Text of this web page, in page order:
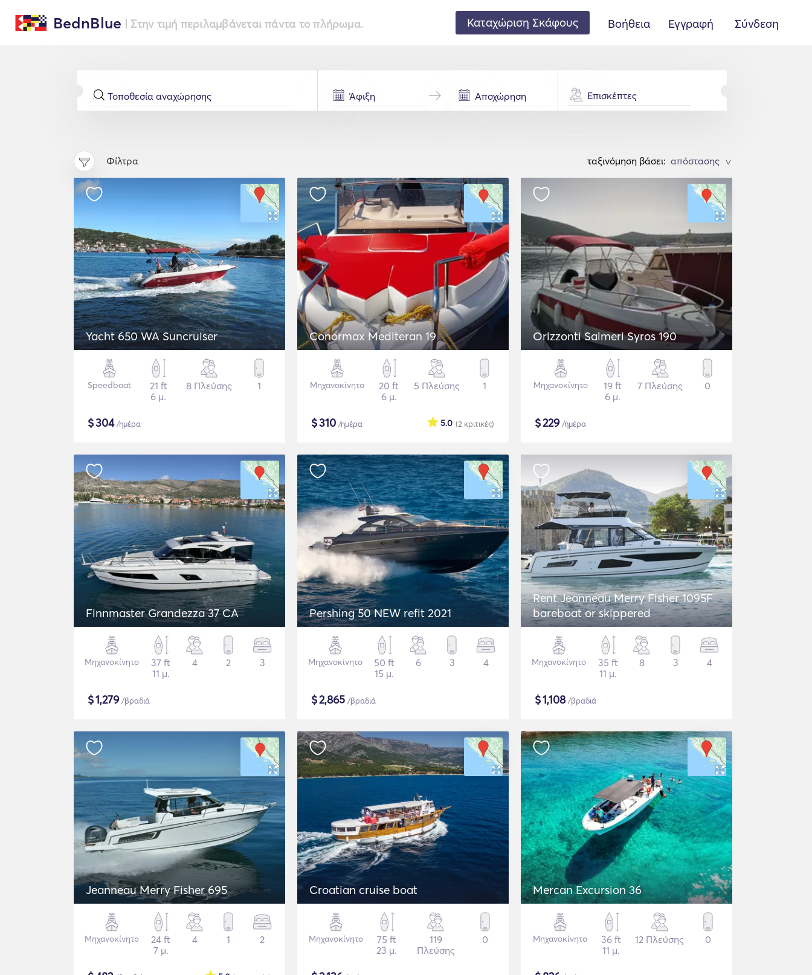
BednBlue | Στην τιμή περιλαμβάνεται πάντα το πλήρωμα. Καταχώριση Σκάφους Βοήθεια Εγγραφή Σύνδεση
Επισκέπτες
Φίλτρα ταξινόμηση βάσει: >
Yacht 650 WA Suncruiser
Speedboat
21 ft
6 μ.
8 Πλεύσης 1
$304/ημέρα
Conormax Mediteran 19
Μηχανοκίνητο
20 ft
6 μ.
5 Πλεύσης 1
$310 /ημέρα (2 κριτικές)
5.0
Orizzonti Salmeri Syros 190
Μηχανοκίνητο
19 ft
6 μ.
7 Πλεύσης 0
$229/ημέρα
Finnmaster Grandezza 37 CA
Μηχανοκίνητο
37 ft
11 μ.
4 2 3
$1,279/βραδιά
Pershing 50 NEW refit 2021
Μηχανοκίνητο
50 ft
15 μ.
6 3 4
$2,865 /βραδιά
Rent Jeanneau Merry Fisher 1095F
bareboat or skippered
Μηχανοκίνητο
35 ft
11 μ.
8 3 4
$1,108/βραδιά
Jeanneau Merry Fisher 695
Μηχανοκίνητο
24 ft
7 μ.
4 1 2
Croatian cruise boat
Μηχανοκίνητο
75 ft
23 μ.
119
Πλεύσης
0
Mercan Excursion 36
Μηχανοκίνητο
36 ft
11 μ.
12 Πλεύσης 0